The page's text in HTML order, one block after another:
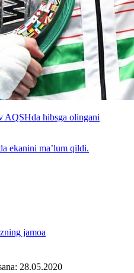
AQSHda hibsga olingani
ekanini ma’lum qildi.
jamoa
28.05.2020